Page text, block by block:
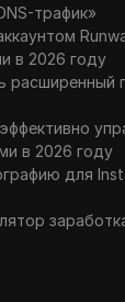
трафик»
в 2026 году
расширенный
в 2026 году
для